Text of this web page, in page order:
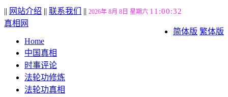
|| 网站介绍 || 联系我们 || 2026年 8月 8日 星期六 11:00:32
简体版 繁体版
真相网
Home
中国真相
时事评论
法轮功修炼
法轮功真相